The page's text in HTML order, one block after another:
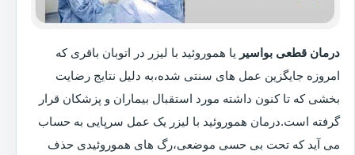
درمان قطعی بواسیر یا هموروئید با لیزر در اتوبان باقری که
امروزه جایگزین عمل های سنتی شده،به دلیل نتایج رضایت
بخشی که تا کنون داشته مورد استقبال بیماران و پزشکان قرار
گرفته است.درمان هموروئید با لیزر یک عمل سرپایی به حساب
می آید که تحت بی حسی موضعی،رگ های هموروئیدی حذف